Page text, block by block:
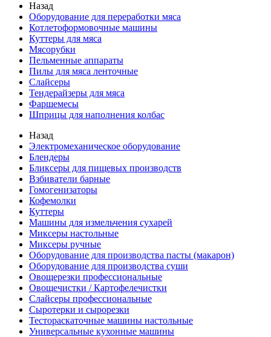
Назад
Оборудование для переработки мяса
Котлетоформовочные машины
Куттеры для мяса
Мясорубки
Пельменные аппараты
Пилы для мяса ленточные
Слайсеры
Тендерайзеры для мяса
Фаршемесы
Шприцы для наполнения колбас
Назад
Электромеханическое оборудование
Блендеры
Бликсеры для пищевых производств
Взбиватели барные
Гомогенизаторы
Кофемолки
Куттеры
Машины для измельчения сухарей
Миксеры настольные
Миксеры ручные
Оборудование для производства пасты (макарон)
Оборудование для производства суши
Овощерезки профессиональные
Овощечистки / Картофелечистки
Слайсеры профессиональные
Сыротерки и сырорезки
Тестораскаточные машины настольные
Универсальные кухонные машины